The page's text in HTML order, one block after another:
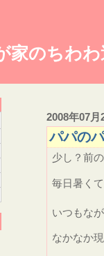
家のちわわ
2008年07月
パパの
少し？前
毎日暑く
いつもな
なかなか